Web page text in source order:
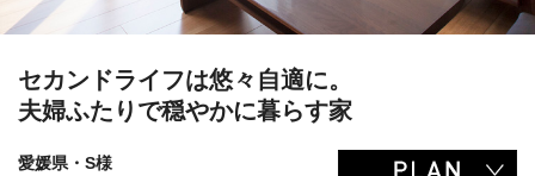
セカンドライフは悠々自適に。
夫婦ふたりで穏やかに暮らす家
愛媛県・S様